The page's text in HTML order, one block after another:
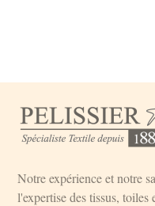
Notre expérience et notre
l'expertise des tissus, toiles